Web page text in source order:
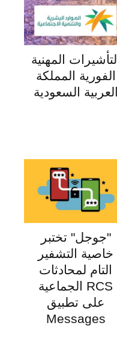
التأشيرات المهنية
الفورية المملكة
العربية السعودية
"جوجل" تختبر
خاصية التشفير
التام لمحادثات
RCS الجماعية
على تطبيق
Messages